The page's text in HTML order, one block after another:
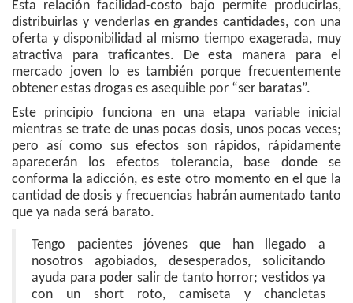
Esta relación facilidad-costo bajo permite producirlas,
distribuirlas y venderlas en grandes cantidades, con una
oferta y disponibilidad al mismo tiempo exagerada, muy
atractiva para traficantes. De esta manera para el
mercado joven lo es también porque frecuentemente
obtener estas drogas es asequible por “ser baratas”.
Este principio funciona en una etapa variable inicial
mientras se trate de unas pocas dosis, unos pocas veces;
pero así como sus efectos son rápidos, rápidamente
aparecerán los efectos tolerancia, base donde se
conforma la adicción, es este otro momento en el que la
cantidad de dosis y frecuencias habrán aumentado tanto
que ya nada será barato.
Tengo pacientes jóvenes que han llegado a
nosotros agobiados, desesperados, solicitando
ayuda para poder salir de tanto horror; vestidos ya
con un short roto, camiseta y chancletas